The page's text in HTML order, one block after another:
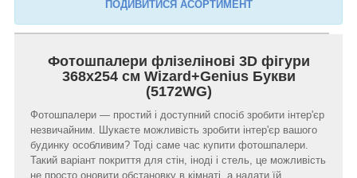
ПОДИВИТИСЯ АСОРТИМЕНТ
Фотошпалери флізелінові 3D фігури
368х254 см Wizard+Genius Букви
(5172WG)
Фотошпалери — простий і доступний спосіб зробити інтер'єр
незвичайним. Шукаєте можливість зробити інтер'єр вашого
будинку особливим? Тоді саме час купити фотошпалери.
Такий варіант покриття для стін, іноді і стель, це можливість
не просто оновити обстановку в кімнаті, а надати їй